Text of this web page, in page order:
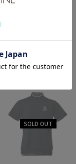
¥8,800
2BUY10%OFF
ドライタッチ